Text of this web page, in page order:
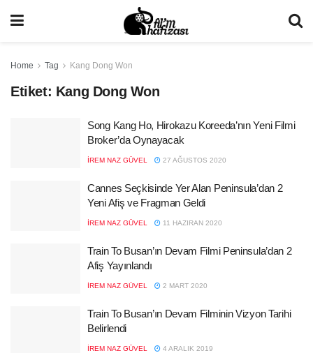
Home Tag Kang Dong Won
Etiket: Kang Dong Won
Song Kang Ho, Hirokazu Koreeda’nın Yeni Filmi
Broker’da Oynayacak
İREM NAZ GÜVEL 27 AĞUSTOS 2020
Cannes Seçkisinde Yer Alan Peninsula’dan 2
Yeni Afiş ve Fragman Geldi
İREM NAZ GÜVEL 11 HAZIRAN 2020
Train To Busan’ın Devam Filmi Peninsula’dan 2
Afiş Yayınlandı
İREM NAZ GÜVEL 2 MART 2020
Train To Busan’ın Devam Filminin Vizyon Tarihi
Belirlendi
İREM NAZ GÜVEL 4 ARALIK 2019